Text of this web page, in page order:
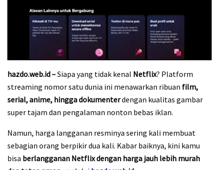
hazdo.web.id –Siapa yang tidak kenal Netflix? Platform
streaming nomor satu dunia ini menawarkan ribuan film,
serial, anime, hingga dokumenterdengan kualitas gambar
super tajam dan pengalaman nonton bebas iklan.
Namun, harga langganan resminya sering kali membuat
sebagian orang berpikir dua kali. Kabar baiknya, kini kamu
bisa berlangganan Netflix dengan harga jauh lebih murah